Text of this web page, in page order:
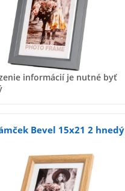
informácií je nutné byť
Bevel 15x21 2 hnedý